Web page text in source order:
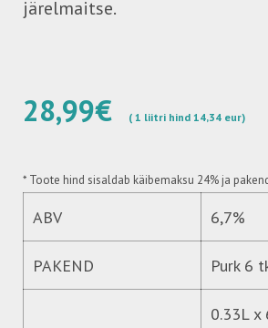
järelmaitse.
28,99€ ( 1 liitri hind 14,34 eur)
* Toote hind sisaldab käibemaksu 24% ja
ABV 6,7%
PAKEND Purk 6
0.33L x